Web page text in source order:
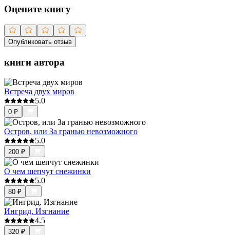
Оцените книгу
Опубликовать отзыв
книги автора
Встреча двух миров
5.0
0 ₽
Остров, или За гранью невозможного
5.0
200 ₽
О чем шепчут снежинки
5.0
80 ₽
Ингрид. Изгнание
4.5
320 ₽